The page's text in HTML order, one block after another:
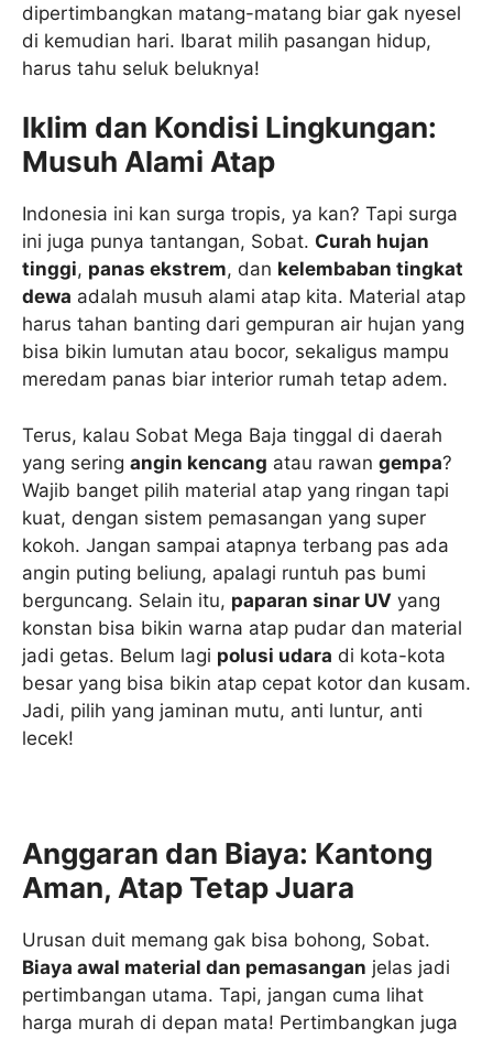
dipertimbangkan matang-matang biar gak nyesel
di kemudian hari. Ibarat milih pasangan hidup,
harus tahu seluk beluknya!
Iklim dan Kondisi Lingkungan:
Musuh Alami Atap
Indonesia ini kan surga tropis, ya kan? Tapi surga
ini juga punya tantangan, Sobat. Curah hujan
tinggi, panas ekstrem, dan kelembaban tingkat
dewa adalah musuh alami atap kita. Material atap
harus tahan banting dari gempuran air hujan yang
bisa bikin lumutan atau bocor, sekaligus mampu
meredam panas biar interior rumah tetap adem.
Terus, kalau Sobat Mega Baja tinggal di daerah
yang sering angin kencang atau rawan gempa?
Wajib banget pilih material atap yang ringan tapi
kuat, dengan sistem pemasangan yang super
kokoh. Jangan sampai atapnya terbang pas ada
angin puting beliung, apalagi runtuh pas bumi
berguncang. Selain itu, paparan sinar UV yang
konstan bisa bikin warna atap pudar dan material
jadi getas. Belum lagi polusi udara di kota-kota
besar yang bisa bikin atap cepat kotor dan kusam.
Jadi, pilih yang jaminan mutu, anti luntur, anti
lecek!
Anggaran dan Biaya: Kantong
Aman, Atap Tetap Juara
Urusan duit memang gak bisa bohong, Sobat.
Biaya awal material dan pemasangan jelas jadi
pertimbangan utama. Tapi, jangan cuma lihat
harga murah di depan mata! Pertimbangkan juga